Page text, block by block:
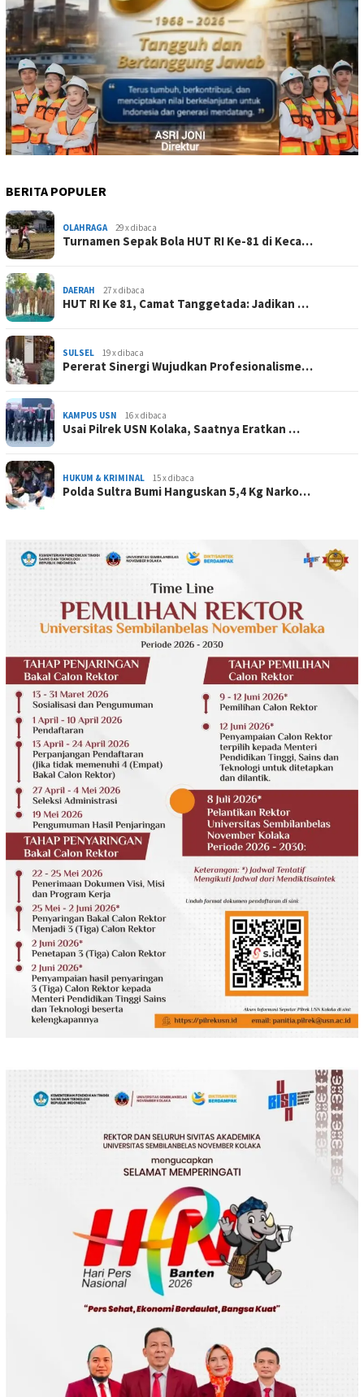
BERITA POPULER
OLAHRAGA 29 x dibaca
Turnamen Sepak Bola HUT RI Ke-81 di Keca…
DAERAH 27 x dibaca
HUT RI Ke 81, Camat Tanggetada: Jadikan …
SULSEL 19 x dibaca
Pererat Sinergi Wujudkan Profesionalisme…
KAMPUS USN 16 x dibaca
Usai Pilrek USN Kolaka, Saatnya Eratkan …
HUKUM & KRIMINAL 15 x dibaca
Polda Sultra Bumi Hanguskan 5,4 Kg Narko…